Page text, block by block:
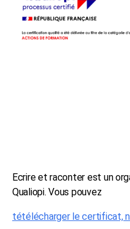
Ecrire et raconter est un
Qualiopi. Vous pouvez
tétélécharger le certificat,